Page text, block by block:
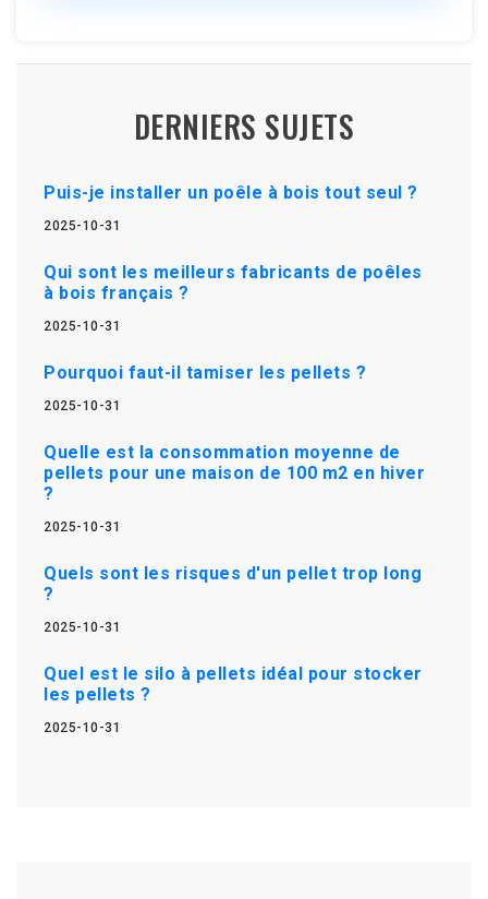
DERNIERS SUJETS
Puis-je installer un poêle à bois tout seul ?
2025-10-31
Qui sont les meilleurs fabricants de poêles
à bois français ?
2025-10-31
Pourquoi faut-il tamiser les pellets ?
2025-10-31
Quelle est la consommation moyenne de
pellets pour une maison de 100 m2 en hiver
?
2025-10-31
Quels sont les risques d'un pellet trop long
?
2025-10-31
Quel est le silo à pellets idéal pour stocker
les pellets ?
2025-10-31